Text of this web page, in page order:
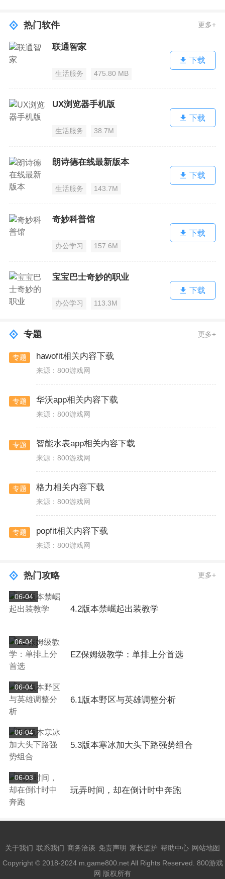
热门软件 更多+
联通智家
生活服务 475.80 MB
下载
UX浏览器手机版
生活服务 38.7M
下载
朗诗德在线最新版本
生活服务 143.7M
下载
奇妙科普馆
办公学习 157.6M
下载
宝宝巴士奇妙的职业
办公学习 113.3M
下载
专题 更多+
专题 hawofit相关内容下载
来源：800游戏网
专题 华沃app相关内容下载
来源：800游戏网
专题 智能水表app相关内容下载
来源：800游戏网
专题 格力相关内容下载
来源：800游戏网
专题 popfit相关内容下载
来源：800游戏网
热门攻略 更多+
06-04
4.2版本禁崛起出装教学
06-04
EZ保姆级教学：单排上分首选
06-04
6.1版本野区与英雄调整分析
06-04
5.3版本寒冰加大头下路强势组合
06-03
玩弄时间，却在倒计时中奔跑
关于我们 联系我们 商务洽谈 免责声明 家长监护 帮助中心 网站地图
Copyright © 2018-2024 m.game800.net All Rights Reserved. 800游戏
网 版权所有